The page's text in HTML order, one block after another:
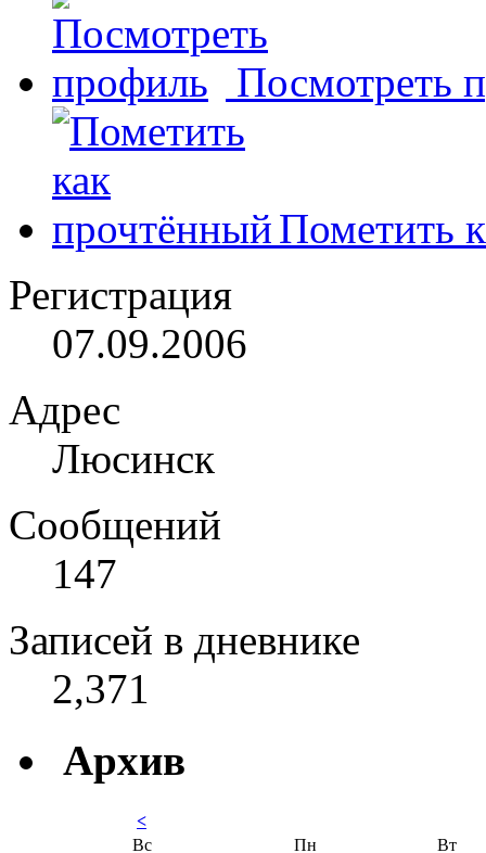
Посмотреть
Пометить
Регистрация
07.09.2006
Адрес
Люсинск
Сообщений
147
Записей в дневнике
2,371
Архив
<
Вс
Пн Вт